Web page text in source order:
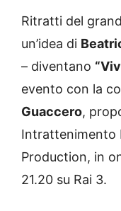
Ritratti del
un’idea di
– diventano
evento con la
Guaccero,
Intrattenimento
Production, in
21.20 su Rai 3.